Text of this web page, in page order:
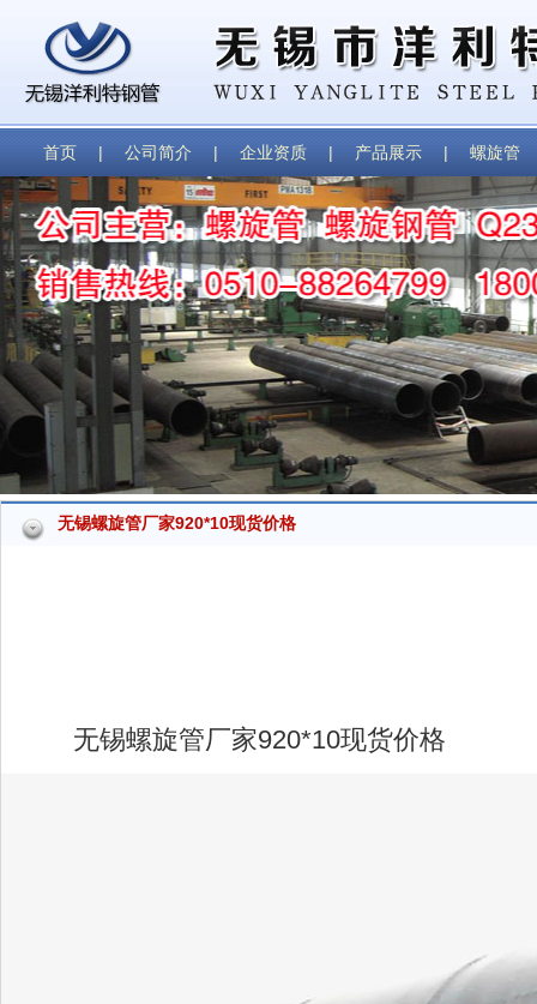
首页 | 公司简介 | 企业资质 | 产品展示 | 螺旋管
无锡螺旋管厂家920*10现货价格
无锡螺旋管厂家920*10现货价格